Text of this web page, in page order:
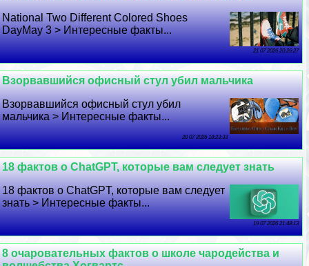
National Two Different Colored Shoes
DayMay 3 > Интересные факты...
21 07 2026 20:26:27
Взорвавшийся офисный стул убил мальчика
Взорвавшийся офисный стул убил
мальчика > Интересные факты...
20 07 2026 18:23:33
18 фактов о ChatGPT, которые вам следует знать
18 фактов о ChatGPT, которые вам следует
знать > Интересные факты...
19 07 2026 21:48:13
8 очаровательных фактов о школе чародейства и